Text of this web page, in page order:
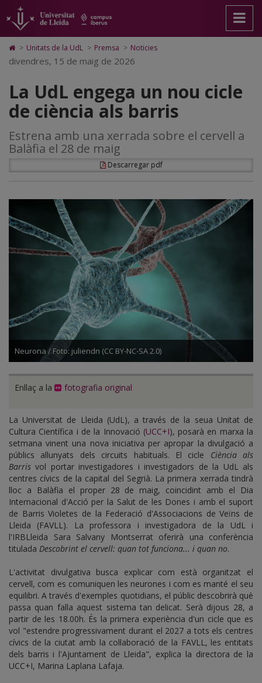
La
UdL
engega
un
nou
cicle
de
ciència
barris
pàgina
principal.
Universitat
Lleida
contingut
principal
Mapa
Web.
Universitat
Cerca
Accessibilitat.
Universitat
Lleida
Icono
de
Home
a
la
página
inicio
> Unitats de la UdL > Premsa > Noticies
divendres, 15 de maig de 2026
La UdL engega un nou cicle
de ciència als barris
Estrena amb una xerrada sobre el cervell a
Balàfia el 28 de maig
Descarregar pdf
Neurona / Foto: juliendn (CC BY-NC-SA 2.0)
Enllaç a la fotografia original
La Universitat de Lleida (UdL), a través de la seua Unitat de
Cultura Científica i de la Innovació (UCC+I), posarà en marxa la
setmana vinent una nova iniciativa per apropar la divulgació a
públics allunyats dels circuits habituals. El cicle Ciència als
Barris vol portar investigadores i investigadors de la UdL als
centres cívics de la capital del Segrià. La primera xerrada tindrà
lloc a Balàfia el proper 28 de maig, coincidint amb el Dia
Internacional d'Acció per la Salut de les Dones i amb el suport
de Barris Violetes de la Federació d'Associacions de Veïns de
Lleida (FAVLL). La professora i investigadora de la UdL i
l'IRBLleida Sara Salvany Montserrat oferirà una conferència
titulada Descobrint el cervell: quan tot funciona... i quan no.
L'activitat divulgativa busca explicar com està organitzat el
cervell, com es comuniquen les neurones i com es manté el seu
equilibri. A través d'exemples quotidians, el públic descobrirà què
passa quan falla aquest sistema tan delicat. Serà dijous 28, a
partir de les 18.00h. És la primera experiència d'un cicle que es
vol "estendre progressivament durant el 2027 a tots els centres
cívics de la ciutat amb la col·laboració de la FAVLL, les entitats
dels barris i l'Ajuntament de Lleida", explica la directora de la
UCC+I, Marina Laplana Lafaja.